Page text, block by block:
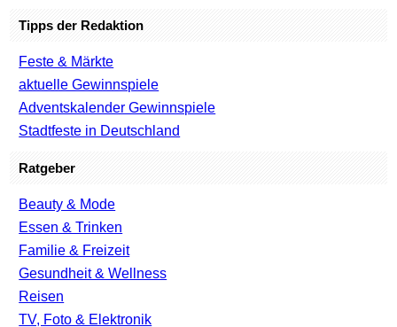
Tipps der Redaktion
Feste & Märkte
aktuelle Gewinnspiele
Adventskalender Gewinnspiele
Stadtfeste in Deutschland
Ratgeber
Beauty & Mode
Essen & Trinken
Familie & Freizeit
Gesundheit & Wellness
Reisen
TV, Foto & Elektronik